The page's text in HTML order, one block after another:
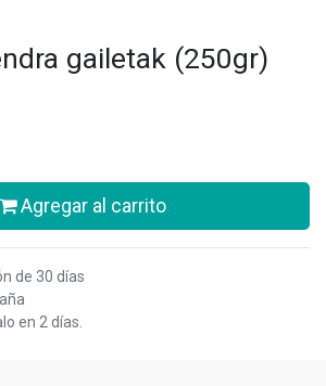
gailetak (250gr)
Agregar al carrito
de 30 días
en 2 días.